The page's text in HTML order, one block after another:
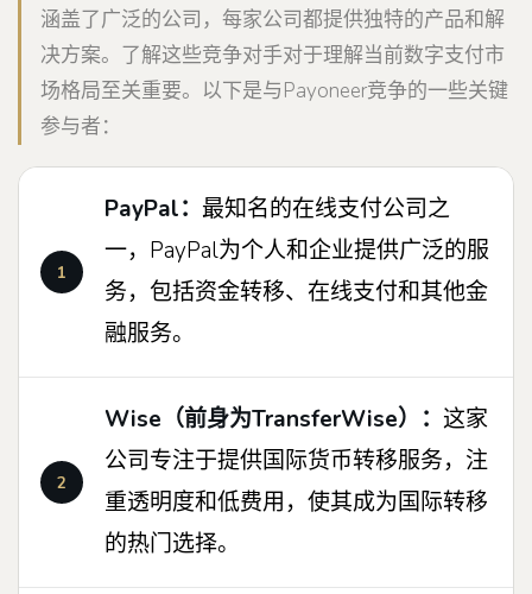
涵盖了广泛的公司，每家公司都提供独特的产品和解
决方案。了解这些竞争对手对于理解当前数字支付市
场格局至关重要。以下是与Payoneer竞争的一些关键
参与者：
PayPal： 最知名的在线支付公司之
一，PayPal为个人和企业提供广泛的服
务，包括资金转移、在线支付和其他金
融服务。
Wise（前身为TransferWise）： 这家
公司专注于提供国际货币转移服务，注
重透明度和低费用，使其成为国际转移
的热门选择。